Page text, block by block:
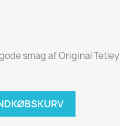
smag af Original Tetley